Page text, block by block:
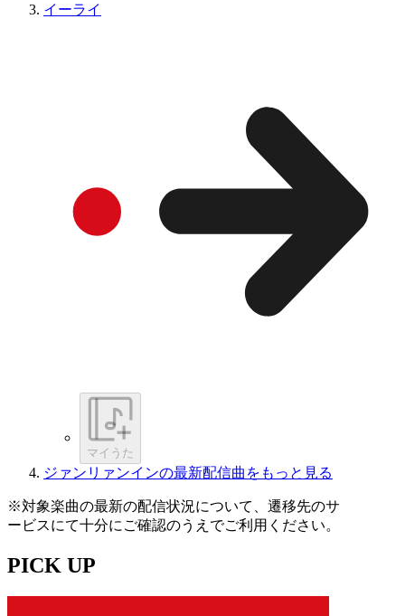
イーライ
マイうた
ジァンリァンインの最新配信曲をもっと見る
※対象楽曲の最新の配信状況について、遷移先のサ
ービスにて十分にご確認のうえでご利用ください。
PICK UP